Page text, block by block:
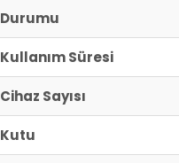
Durumu
Kullanım Süresi
Cihaz Sayısı
Kutu